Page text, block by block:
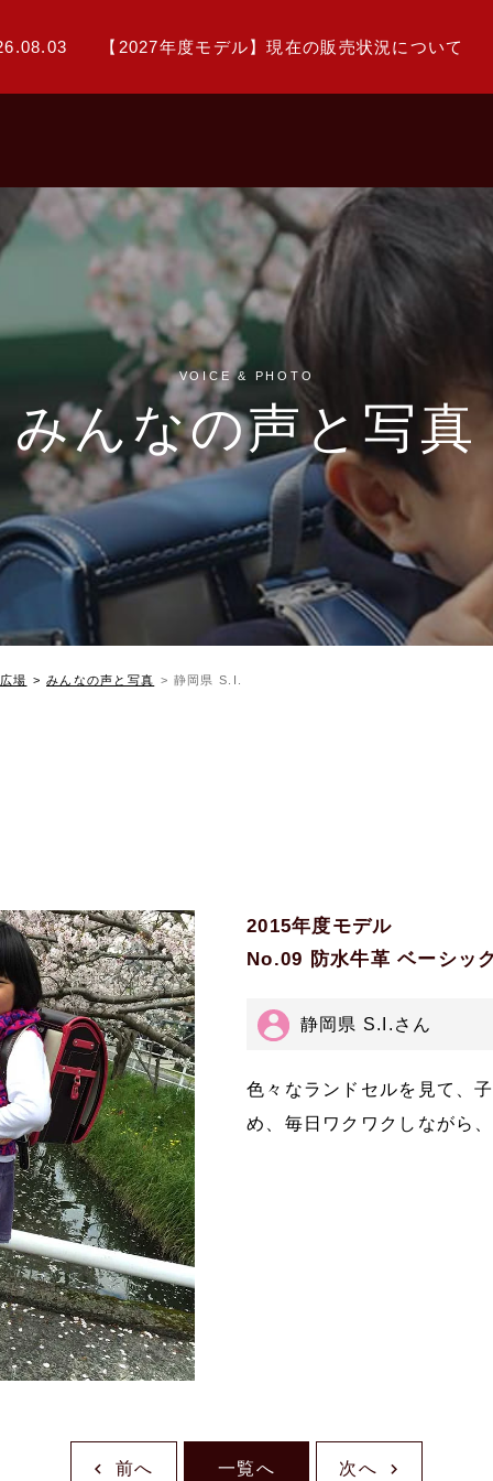
【2027年度モデル】現在の販売状況について
VOICE & PHOTO
みんなの声と写真
場 みんなの声と写真 静岡県 S.I.
2015年度モデル
No.09 防水牛革 ベーシッ
静岡県 S.I.さん
色々なランドセルを見て、
め、毎日ワクワクしながら
前へ 次へ
一覧へ